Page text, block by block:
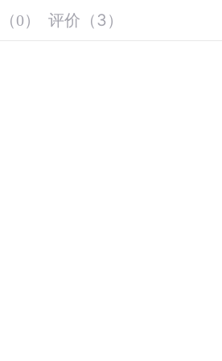
（0） 评价 （3 ）